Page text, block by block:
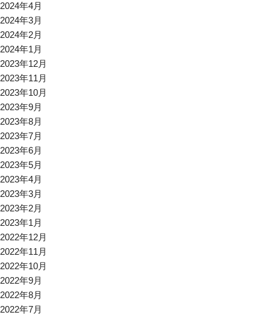
2024年4月
2024年3月
2024年2月
2024年1月
2023年12月
2023年11月
2023年10月
2023年9月
2023年8月
2023年7月
2023年6月
2023年5月
2023年4月
2023年3月
2023年2月
2023年1月
2022年12月
2022年11月
2022年10月
2022年9月
2022年8月
2022年7月